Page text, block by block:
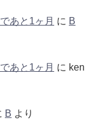
あと1ヶ月 に B
あと1ヶ月 に ken
B より